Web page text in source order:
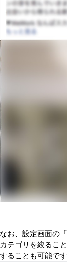
なお、設定画面の
カテゴリを絞るこ
することも可能です